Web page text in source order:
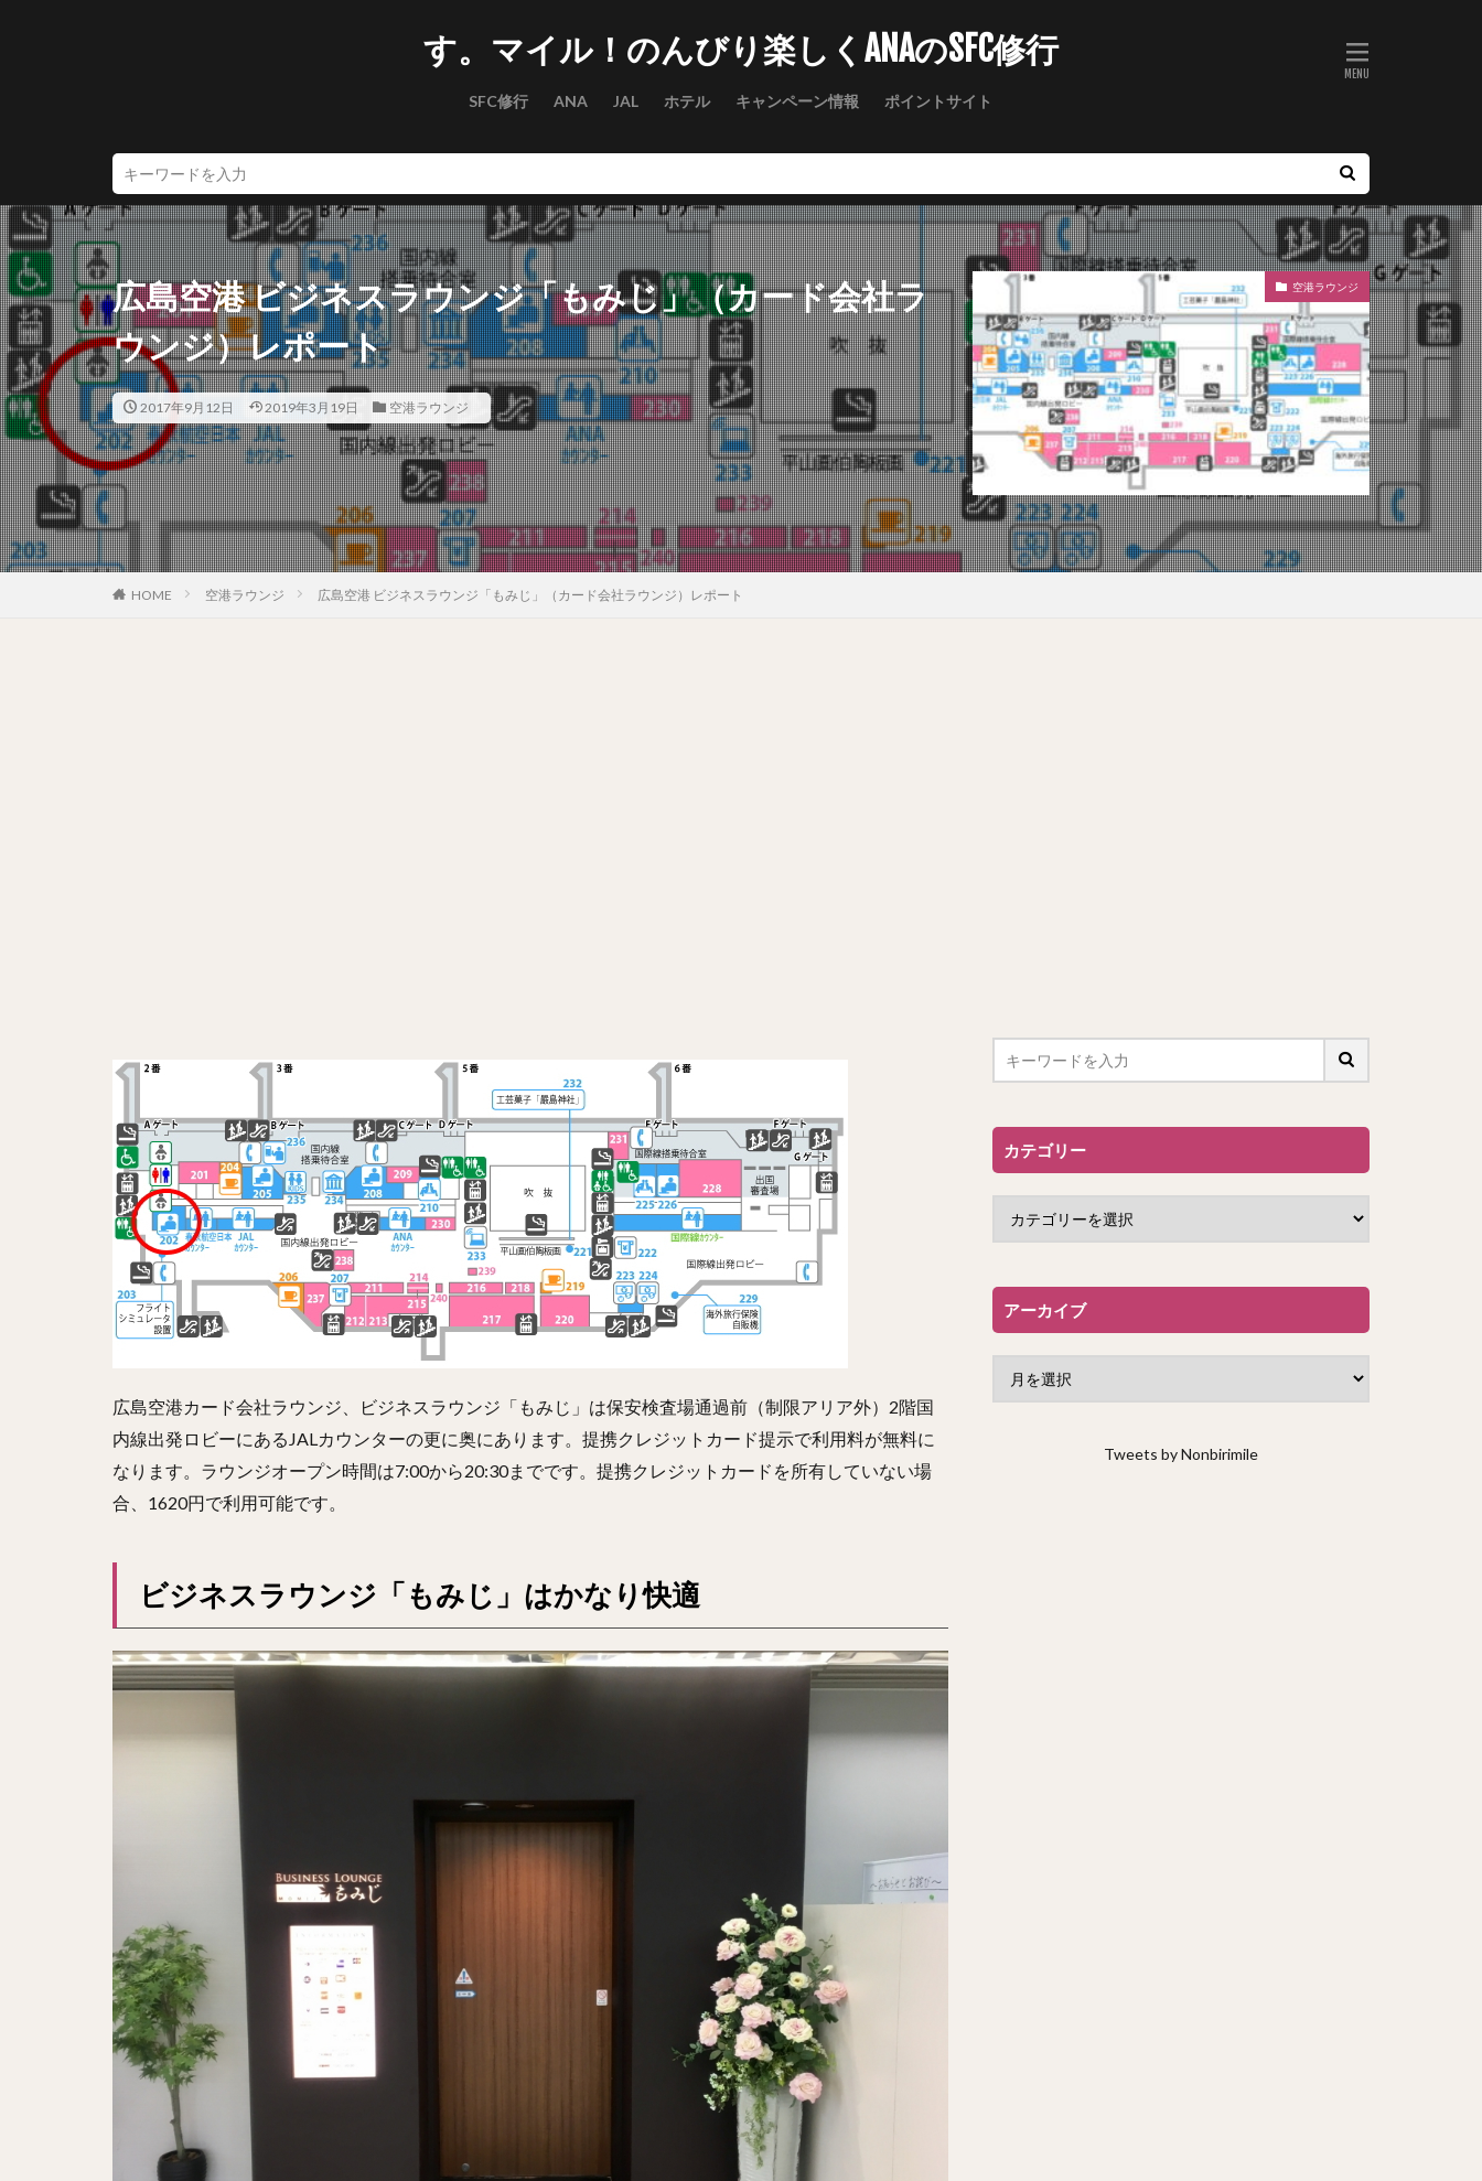
す。マイル！のんびり楽しくANAのSFC修行
SFC修行 ANA JAL ホテル キャンペーン情報 ポイントサイト
広島空港 ビジネスラウンジ「もみじ」（カード会社ラ
ウンジ）レポート
2017年9月12日 2019年3月19日 空港ラウンジ
空港ラウンジ
HOME 空港ラウンジ 広島空港 ビジネスラウンジ「もみじ」（カード会社ラウンジ）レポート
広島空港カード会社ラウンジ、ビジネスラウンジ「もみじ」は保安検査場通過前（制限アリア外）2階国
内線出発ロビーにあるJALカウンターの更に奥にあります。提携クレジットカード提示で利用料が無料に
なります。ラウンジオープン時間は7:00から20:30までです。提携クレジットカードを所有していない場
合、1620円で利用可能です。
ビジネスラウンジ「もみじ」はかなり快適
カテゴリー
アーカイブ
Tweets by Nonbirimile